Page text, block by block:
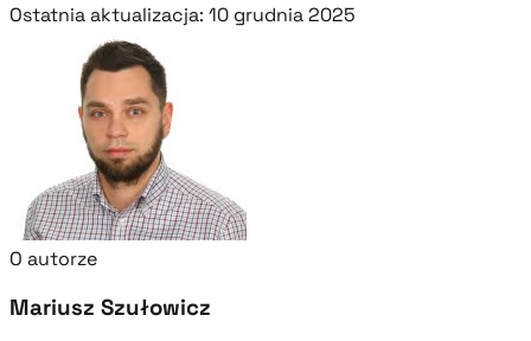
Ostatnia aktualizacja: 10 grudnia 2025
O autorze
Mariusz Szułowicz